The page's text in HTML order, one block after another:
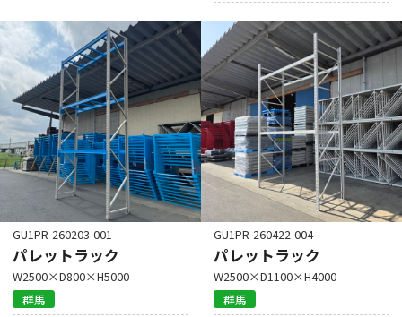
GU1PR-260203-001
パレットラック
W2500×D800×H5000
群馬
GU1PR-260422-004
パレットラック
W2500×D1100×H4000
群馬